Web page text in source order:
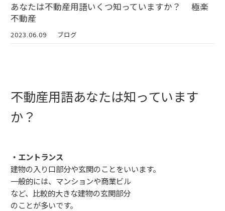
あなたは不動産用語いくつ知っていますか？ 極楽
不動産
2023.06.09 ブログ
不動産用語あなたは知っています
か？
・エントランス
建物の入り口部分や玄関のことをいいます。
一般的には、マンションや商業ビル
など、比較的大きな建物の玄関部分
のことが多いです。